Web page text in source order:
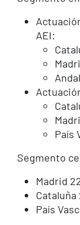
AEI:
País
Segmento
Madrid
Cataluña
País